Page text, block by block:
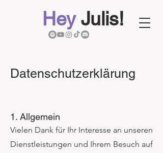
HeyJulis!
Datenschutzerklärung
1. Allgemein
Vielen Dank für Ihr Interesse an unseren
Dienstleistungen und Ihrem Besuch auf